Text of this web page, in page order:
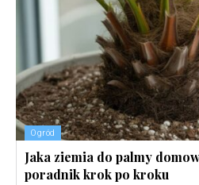
Ogród
Jaka ziemia do palmy
poradnik krok po kroku